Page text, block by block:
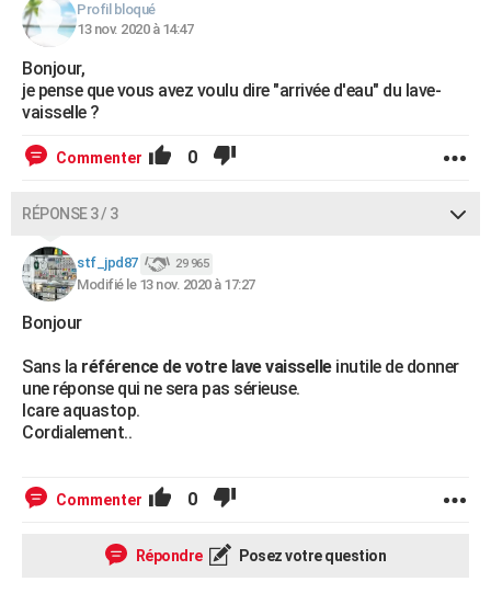
Profil bloqué
13 nov. 2020 à 14:47
Bonjour,
je pense que vous avez voulu dire "arrivée d'eau" du lave-
vaisselle ?
Commenter 0
RÉPONSE 3 / 3
stf_jpd87 29 965
Modifié le 13 nov. 2020 à 17:27
Bonjour
Sans la référence de votre lave vaisselle inutile de donner
une réponse qui ne sera pas sérieuse.
Icare aquastop.
Cordialement..
Commenter 0
Répondre Posez votre question